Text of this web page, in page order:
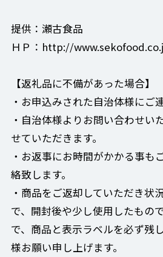
提供：瀬古食品
ＨＰ：http://
【返礼品に不備があった場合】
・お申込みされた自治体様にご
・自治体様よりお問い合わせい
せていただきます。
・お返事にお時間がかかる事も
絡致します。
・商品をご返却していただき状
で、開封後や少し使用したもの
で、商品と表示ラベルを必ず残
様お願い申し上げます。